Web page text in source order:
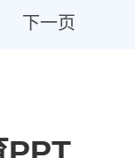
下一页